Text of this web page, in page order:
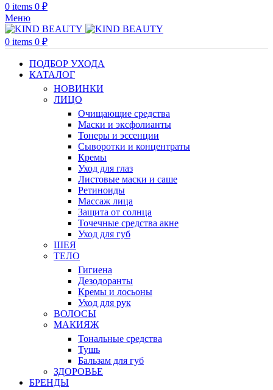
0 items 0 ₽
Меню
0 items 0 ₽
ПОДБОР УХОДА
КАТАЛОГ
НОВИНКИ
ЛИЦО
Очищающие средства
Маски и эксфолианты
Тонеры и эссенции
Сыворотки и концентраты
Кремы
Уход для глаз
Листовые маски и саше
Ретиноиды
Массаж лица
Защита от солнца
Точечные средства акне
Уход для губ
ШЕЯ
ТЕЛО
Гигиена
Дезодоранты
Кремы и лосьоны
Уход для рук
ВОЛОСЫ
МАКИЯЖ
Тональные средства
Тушь
Бальзам для губ
ЗДОРОВЬЕ
БРЕНДЫ